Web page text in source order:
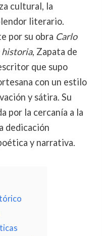
cultural, la
literario.
por su obra Carlo
historia, Zapata de
que supo
con un estilo
y sátira. Su
por la cercanía a la
dedicación
y narrativa.